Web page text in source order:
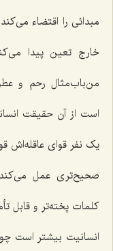
مبدائى را اقتضاء
خارج تعین پیدا
من‌باب‌مثال رحم و
است از آن حقیقت
یک نفر قواى عاقله‌اش
صحیح‌تری عمل
کلمات پخته‌تر و قابل
انسانیت بیشتر است